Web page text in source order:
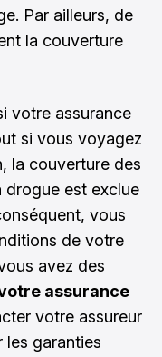
Par ailleurs, de
la couverture
votre assurance
si vous voyagez
la couverture des
drogue est exclue
vous
de votre
avez des
assurance
votre assureur
les garanties